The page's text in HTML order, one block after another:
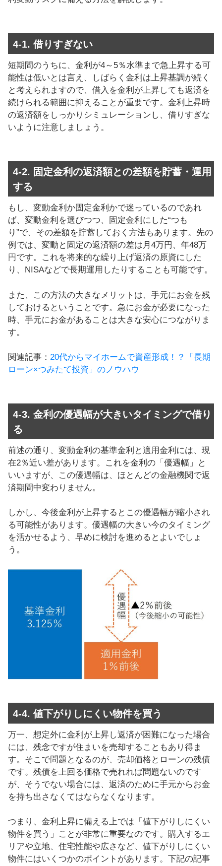
4-1. 借りすぎない
短期間のうちに、金利が4～5％水準まで急上昇する可
能性は低いとは言え、しばらく金利は上昇基調が続く
と考えられますので、借入を金利が上昇しても返済を
続けられる範囲に抑えることが重要です。金利上昇時
の返済額をしっかりシミュレーションし、借りすぎな
いように注意しましょう。
4-2. 固定金利の返済額との差額を貯蓄・運用
する
もし、変動金利か固定金利かで迷っているのであれ
ば、変動金利を選びつつ、固定金利にした“つも
り”で、その差額を貯蓄しておく方法もあります。先の
例では、変動と固定の返済額の差は月4万円、年48万
円です。これを将来的な繰り上げ返済の原資にした
り、NISAなどで長期運用したりすることも可能です。
また、この方法の大きなメリットは、手元にお金を残
しておけるということです。急にお金が必要になった
時、手元にお金があることは大きな安心につながりま
す。
関連記事： 20代からマイホームで資産形成！？「長期
ローン×つみたて投資」のノウハウ
4-3. 金利の優遇幅が大きいタイミングで借り
る
前述の通り、変動金利の基準金利と適用金利には、現
在2％近い差があります。これを金利の「優遇幅」と
いいますが、この優遇幅は、ほとんどの金融機関で返
済期間中変わりません。
しかし、今後金利が上昇するとこの優遇幅が縮小され
る可能性があります。優遇幅の大きい今のタイミング
を活かせるよう、早めに検討を進めるとよいでしょ
う。
4-4. 値下がりしにくい物件を買う
万一、想定外に金利が上昇し返済が困難になった場合
には、残念ですが住まいを売却することもあり得ま
す。そこで問題となるのが、売却価格とローンの残債
です。残債を上回る価格で売れれば問題ないのです
が、そうでない場合には、返済のために手元からお金
を持ち出さなくてはならなくなります。
つまり、金利上昇に備える上では「値下がりしにくい
物件を買う」ことが非常に重要なのです。購入するエ
リアや立地、住宅性能や広さなど、値下がりしにくい
物件にはいくつかのポイントがあります。下記の記事